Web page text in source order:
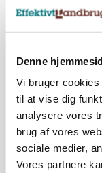
Denne
Vi bruger
til at vise dig
analysere vores
brug af vores
sociale medier,
Vores partnere
forsigtighed
BUSINESS
Efter lån på
fordoble
biomasse